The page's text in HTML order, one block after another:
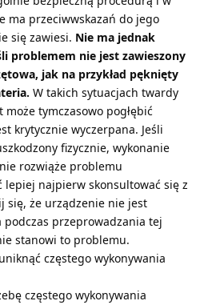
ma przeciwwskazań do jego
się zawiesi. Nie ma jednak
problemem nie jest zawieszony
jak na przykład pęknięty
W takich sytuacjach twardy
tymczasowo pogłębić
krytycznie wyczerpana. Jeśli
fizycznie, wykonanie
rozwiąże problemu
lepiej najpierw skonsultować się z
się, że urządzenie nie jest
podczas przeprowadzania tej
stanowi to problemu.
częstego wykonywania
częstego wykonywania